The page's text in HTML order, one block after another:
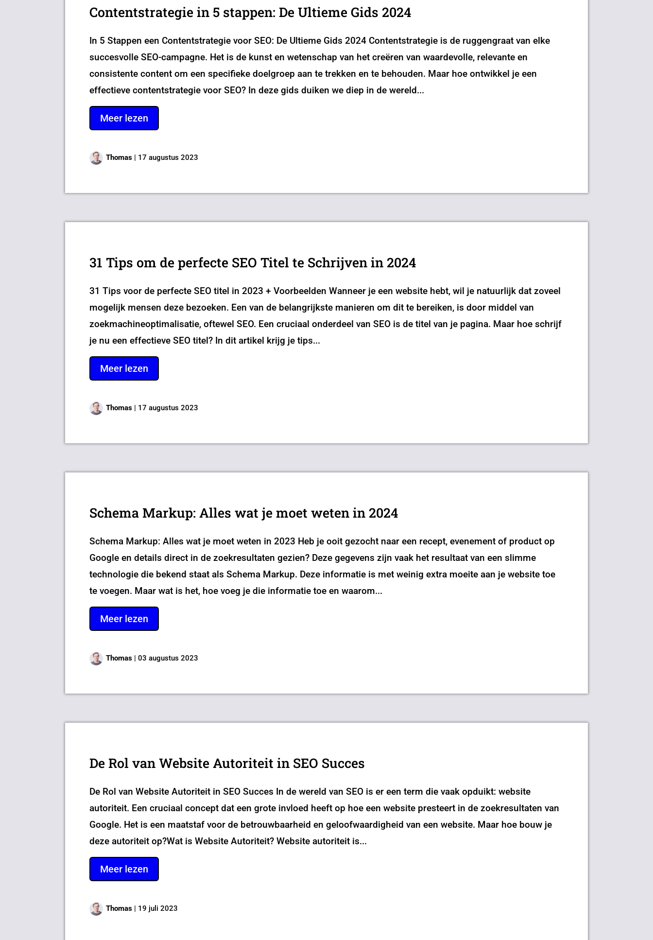
Contentstrategie in 5 stappen: De Ultieme Gids 2024
In 5 Stappen een Contentstrategie voor SEO: De Ultieme Gids 2024 Contentstrategie is de ruggengraat van elke
succesvolle SEO-campagne. Het is de kunst en wetenschap van het creëren van waardevolle, relevante en
consistente content om een specifieke doelgroep aan te trekken en te behouden. Maar hoe ontwikkel je een
effectieve contentstrategie voor SEO? In deze gids duiken we diep in de wereld...
Meer lezen
Thomas | 17 augustus 2023
31 Tips om de perfecte SEO Titel te Schrijven in 2024
31 Tips voor de perfecte SEO titel in 2023 + Voorbeelden Wanneer je een website hebt, wil je natuurlijk dat zoveel
mogelijk mensen deze bezoeken. Een van de belangrijkste manieren om dit te bereiken, is door middel van
zoekmachineoptimalisatie, oftewel SEO. Een cruciaal onderdeel van SEO is de titel van je pagina. Maar hoe schrijf
je nu een effectieve SEO titel? In dit artikel krijg je tips...
Meer lezen
Thomas | 17 augustus 2023
Schema Markup: Alles wat je moet weten in 2024
Schema Markup: Alles wat je moet weten in 2023 Heb je ooit gezocht naar een recept, evenement of product op
Google en details direct in de zoekresultaten gezien? Deze gegevens zijn vaak het resultaat van een slimme
technologie die bekend staat als Schema Markup. Deze informatie is met weinig extra moeite aan je website toe
te voegen. Maar wat is het, hoe voeg je die informatie toe en waarom...
Meer lezen
Thomas |03 augustus 2023
De Rol van Website Autoriteit in SEO Succes
De Rol van Website Autoriteit in SEO Succes In de wereld van SEO is er een term die vaak opduikt: website
autoriteit. Een cruciaal concept dat een grote invloed heeft op hoe een website presteert in de zoekresultaten van
Google. Het is een maatstaf voor de betrouwbaarheid en geloofwaardigheid van een website. Maar hoe bouw je
deze autoriteit op?Wat is Website Autoriteit? Website autoriteit is...
Meer lezen
Thomas | 19 juli 2023